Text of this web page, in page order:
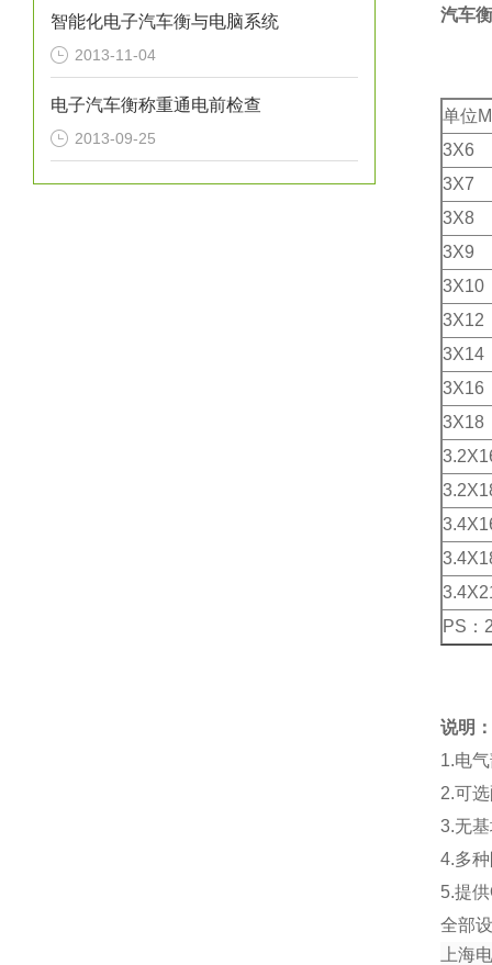
智能化电子汽车衡与电脑系统
2013-11-04
电子汽车衡称重通电前检查
2013-09-25
汽车
单位M
3X6
3X7
3X8
3X9
3X10
3X12
3X14
3X16
3X18
PS：
说明：
1.电
2.可
3.无
4.多
5.提
全部
上海